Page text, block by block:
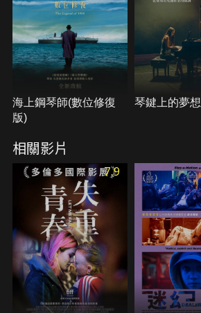
海上鋼琴師(數位修復
版)
琴鍵上的夢想
相關影片
7.9